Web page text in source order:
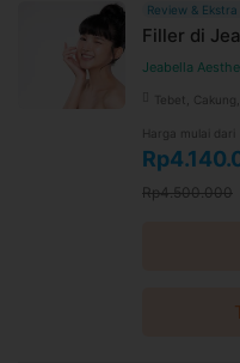
Review &
Filler di
Jeabella
Tebet,
Harga mulai dari
Rp4.500.000